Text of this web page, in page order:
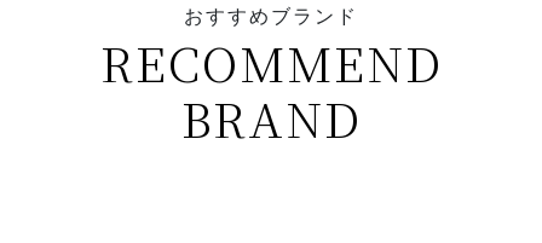
おすすめブランド
RECOMMEND
BRAND